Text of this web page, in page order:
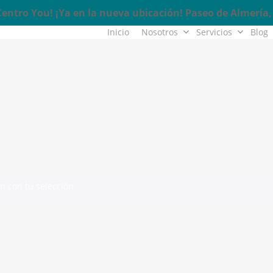
You! ¡Ya en la nueva ubicación! Paseo de
Inicio Nosotros Servicios Blog